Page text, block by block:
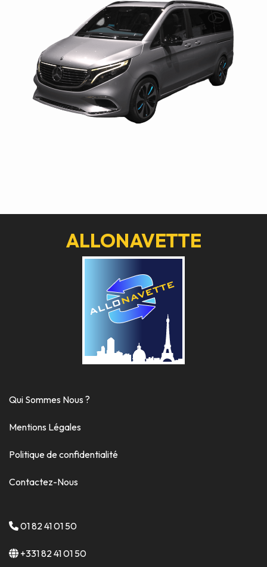
ALLONAVETTE
Qui Sommes Nous ?
Mentions Légales
Politique de confidentialité
Contactez-Nous
01 82 41 01 50
+331 82 41 01 50